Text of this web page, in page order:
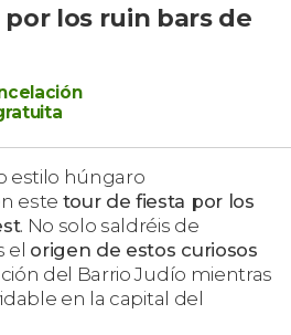
los ruin bars de
estilo húngaro
este tour de fiesta por los
. No solo saldréis de
el origen de estos curiosos
del Barrio Judío mientras
en la capital del